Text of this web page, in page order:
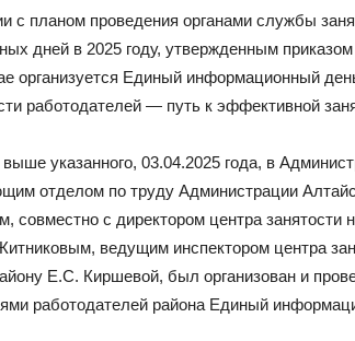
с планом проведения органами службы
дней в 2025 году, утвержденным
организуется Единый информационный
работодателей — путь к эффективной
указанного, 03.04.2025 года, в
отделом по труду Администрации
совместно с директором центра
ведущим инспектором центра
Е.С. Киршевой, был организован и
работодателей района Единый